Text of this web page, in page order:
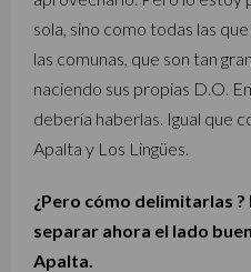
sola, sino como todas las
las comunas, que son tan
naciendo sus propias D.O.
debería haberlas. Igual que
Apalta y Los Lingües.
¿Pero cómo delimitarlas
separar ahora el lado
Apalta.